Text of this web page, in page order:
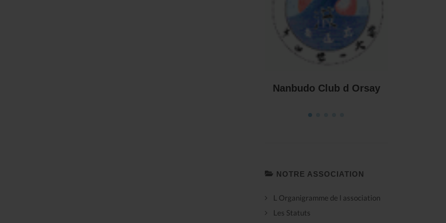
Keiko Nanbudo Crest
NOTRE ASSOCIATION
L Organigramme de l association
Les Statuts